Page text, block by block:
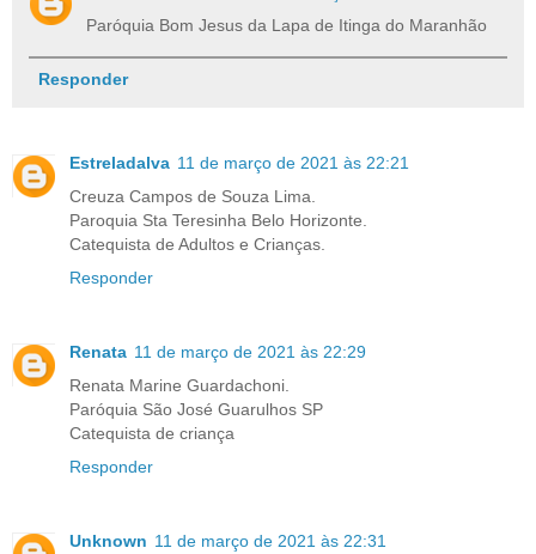
Paróquia Bom Jesus da Lapa de Itinga do Maranhão
Responder
Estreladalva 11 de março de 2021 às 22:21
Creuza Campos de Souza Lima.
Paroquia Sta Teresinha Belo Horizonte.
Catequista de Adultos e Crianças.
Responder
Renata 11 de março de 2021 às 22:29
Renata Marine Guardachoni.
Paróquia São José Guarulhos SP
Catequista de criança
Responder
Unknown 11 de março de 2021 às 22:31